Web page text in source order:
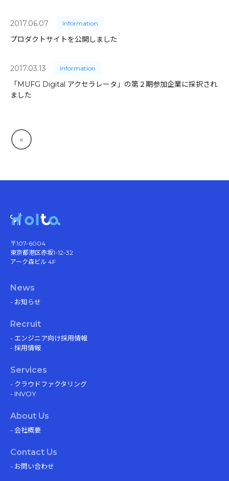
2017.06.07 Information
プロダクトサイトを公開しました
2017.03.13 Information
「MUFG Digital アクセラレータ」の第２期参加企業に採択され
ました
«
〒107-6004
東京都港区赤坂1-12-32
アーク森ビル 4F
News
- お知らせ
Recruit
- エンジニア向け採用情報
- 採用情報
Services
- クラウドファクタリング
- INVOY
About Us
- 会社概要
Contact Us
- お問い合わせ